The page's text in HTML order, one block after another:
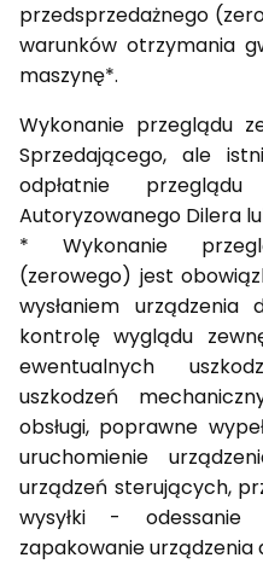
przedsprzedażnego
warunków otrzymania
maszynę*.
Wykonanie przeglądu
Sprzedającego, ale
odpłatnie
Autoryzowanego Dilera
* Wykonanie
(zerowego) jest
wysłaniem urządzenia
kontrolę wyglądu
ewentualnych
uszkodzeń
obsługi, poprawne
uruchomienie
urządzeń sterujących,
wysyłki - odessanie
zapakowanie